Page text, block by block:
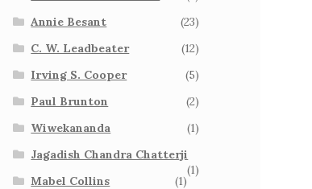
Annie Besant
(23)
C. W. Leadbeater
(12)
Irving S. Cooper
(5)
Paul Brunton
(2)
Wiwekananda
(1)
Jagadish Chandra Chatterji
(1)
Mabel Collins
(1)